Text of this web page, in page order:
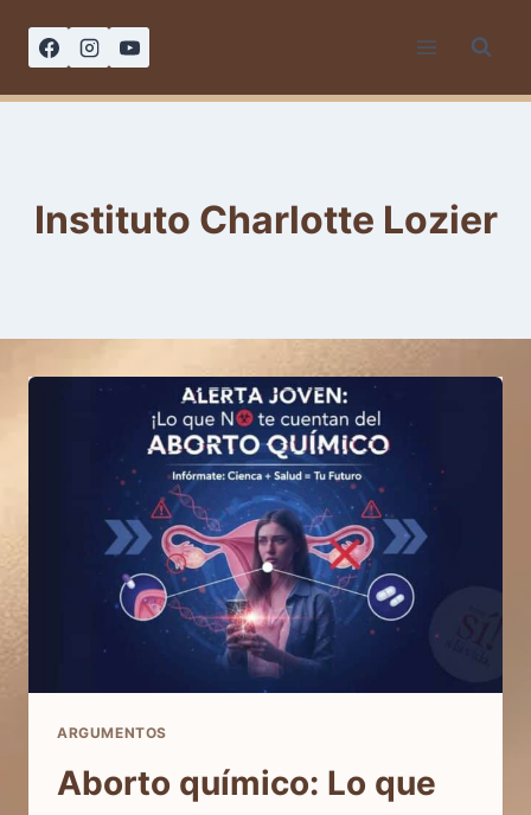
Instituto Charlotte Lozier
ARGUMENTOS
Aborto químico: Lo que